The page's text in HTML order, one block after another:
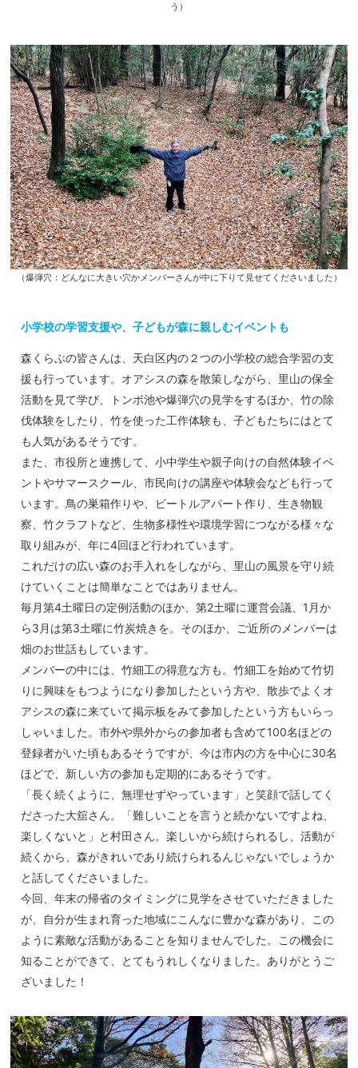
う）
（爆弾穴：どんなに大きい穴かメンバーさんが中に下りて見せてくださいました）
小学校の学習支援や、子どもが森に親しむイベントも
森くらぶの皆さんは、天白区内の２つの小学校の総合学習の支
援も行っています。オアシスの森を散策しながら、里山の保全
活動を見て学び、トンボ池や爆弾穴の見学をするほか、竹の除
伐体験をしたり、竹を使った工作体験も、子どもたちにはとて
も人気があるそうです。
また、市役所と連携して、小中学生や親子向けの自然体験イベ
ントやサマースクール、市民向けの講座や体験会なども行って
います。鳥の巣箱作りや、ビートルアパート作り、生き物観
察、竹クラフトなど、生物多様性や環境学習につながる様々な
取り組みが、年に4回ほど行われています。
これだけの広い森のお手入れをしながら、里山の風景を守り続
けていくことは簡単なことではありません。
毎月第4土曜日の定例活動のほか、第2土曜に運営会議、1月か
ら3月は第3土曜に竹炭焼きを。そのほか、ご近所のメンバーは
畑のお世話もしています。
メンバーの中には、竹細工の得意な方も。竹細工を始めて竹切
りに興味をもつようになり参加したという方や、散歩でよくオ
アシスの森に来ていて掲示板をみて参加したという方もいらっ
しゃいました。市外や県外からの参加者も含めて100名ほどの
登録者がいた頃もあるそうですが、今は市内の方を中心に30名
ほどで、新しい方の参加も定期的にあるそうです。
「長く続くように、無理せずやっています」と笑顔で話してく
ださった大舘さん。「難しいことを言うと続かないですよね、
楽しくないと」と村田さん。楽しいから続けられるし、活動が
続くから、森がきれいであり続けられるんじゃないでしょうか
と話してくださいました。
今回、年末の帰省のタイミングに見学をさせていただきました
が、自分が生まれ育った地域にこんなに豊かな森があり、この
ように素敵な活動があることを知りませんでした。この機会に
知ることができて、とてもうれしくなりました。ありがとうご
ざいました！